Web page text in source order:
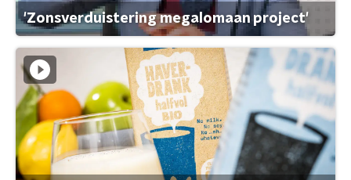
'Zonsverduistering megalomaan project'